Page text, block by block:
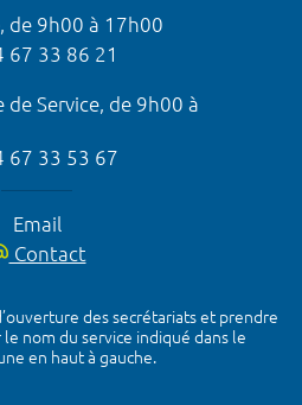
de 9h00 à 17h00
67 33 86 21
Service, de 9h00 à
67 33 53 67
Email
Contact
des secrétariats et prendre
nom du service indiqué dans le
en haut à gauche.